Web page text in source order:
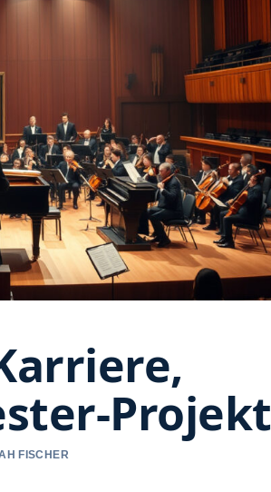
Projekt
FISCHER